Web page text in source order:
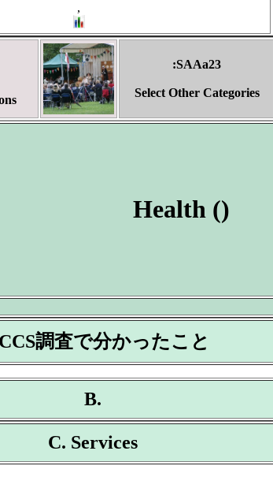
,
:SAAa23
Select Other Categories
Health ()
調査で分かったこと
B.
C. Services